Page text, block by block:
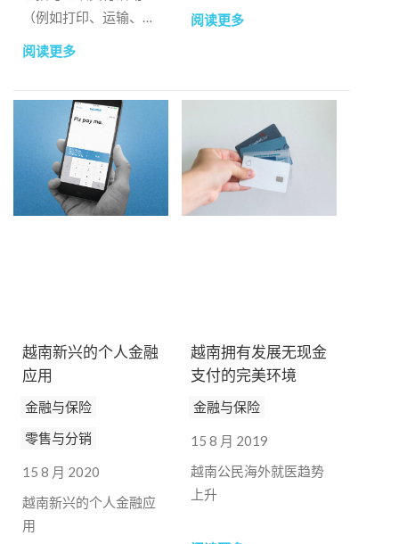
（例如打印、运输、存
储和计数货币）相关的
成本。
阅读更多
机。保险行业不仅面临
整体经济衰退，还面临
阅读更多
越南新兴的个人金融
应用
金融与保险
零售与分销
15 8 月 2020
越南新兴的个人金融应
用
越南拥有发展无现金
支付的完美环境
金融与保险
15 8 月 2019
越南公民海外就医趋势
上升